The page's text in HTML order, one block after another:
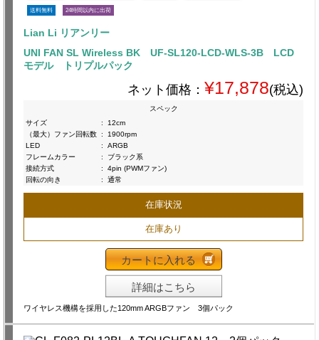
送料無料 24時間以内に出荷
Lian Li リアンリー
UNI FAN SL Wireless BK UF-SL120-LCD-WLS-3B LCD
モデル トリプルパック
ネット価格： ¥17,878(税込)
スペック
サイズ
:
12cm
（最大）ファン回転数 :
1900rpm
LED
:
ARGB
フレームカラー
:
ブラック系
接続方式
:
4pin (PWMファン)
回転の向き
: 通常
在庫状況
在庫あり
カートに入れる
詳細はこちら
ワイヤレス機構を採用した120mm ARGBファン 3個パック